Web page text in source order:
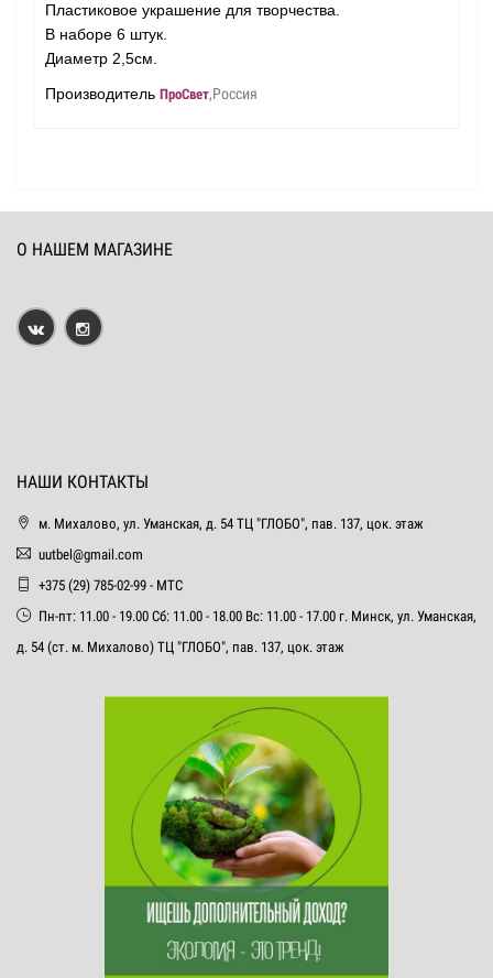
Пластиковое украшение для творчества.
В наборе 6 штук.
Диаметр 2,5см.
Производитель ПроСвет,Россия
О НАШЕМ МАГАЗИНЕ
НАШИ КОНТАКТЫ
м. Михалово, ул. Уманская, д. 54 ТЦ "ГЛОБО", пав. 137, цок. этаж
uutbel@gmail.com
+375 (29) 785-02-99 - МТС
Пн-пт: 11.00 - 19.00 Сб: 11.00 - 18.00 Вс: 11.00 - 17.00 г. Минск, ул. Уманская,
д. 54 (ст. м. Михалово) ТЦ "ГЛОБО", пав. 137, цок. этаж